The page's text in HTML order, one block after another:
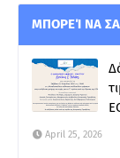
ΜΠΟΡΕΊ ΝΑ
April 25, 2026